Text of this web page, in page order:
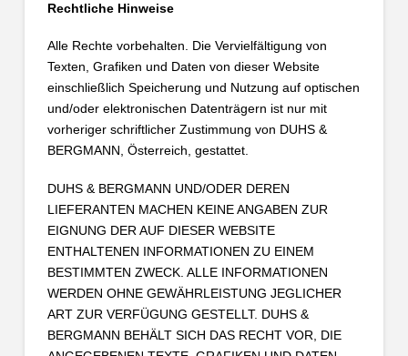
Rechtliche Hinweise
Alle Rechte vorbehalten. Die Vervielfältigung von
Texten, Grafiken und Daten von dieser Website
einschließlich Speicherung und Nutzung auf optischen
und/oder elektronischen Datenträgern ist nur mit
vorheriger schriftlicher Zustimmung von DUHS &
BERGMANN, Österreich, gestattet.
DUHS & BERGMANN UND/ODER DEREN
LIEFERANTEN MACHEN KEINE ANGABEN ZUR
EIGNUNG DER AUF DIESER WEBSITE
ENTHALTENEN INFORMATIONEN ZU EINEM
BESTIMMTEN ZWECK. ALLE INFORMATIONEN
WERDEN OHNE GEWÄHRLEISTUNG JEGLICHER
ART ZUR VERFÜGUNG GESTELLT. DUHS &
BERGMANN BEHÄLT SICH DAS RECHT VOR, DIE